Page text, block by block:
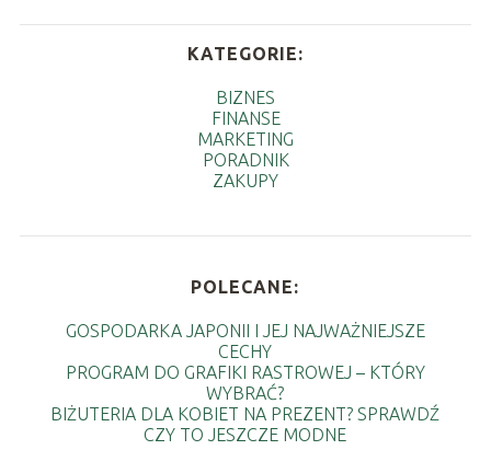
KATEGORIE:
BIZNES
FINANSE
MARKETING
PORADNIK
ZAKUPY
POLECANE:
GOSPODARKA JAPONII I JEJ NAJWAŻNIEJSZE
CECHY
PROGRAM DO GRAFIKI RASTROWEJ – KTÓRY
WYBRAĆ?
BIŻUTERIA DLA KOBIET NA PREZENT? SPRAWDŹ
CZY TO JESZCZE MODNE